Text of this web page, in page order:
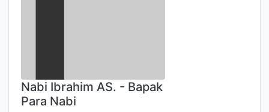
Nabi Ibrahim AS. - Bapak
Para Nabi